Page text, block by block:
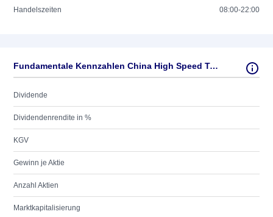
Handelszeiten 08:00-22:00
Fundamentale Kennzahlen China High Speed Transmission
Dividende
Dividendenrendite in %
KGV
Gewinn je Aktie
Anzahl Aktien
Marktkapitalisierung